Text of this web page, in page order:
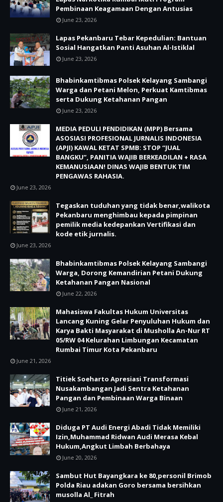
Pembinaan Keagamaan Dengan Antusias
June 23, 2026
Lapas Pekanbaru Tebar Kepedulian: Bantuan
Sosial Hangatkan Panti Asuhan Al-Istiklal
June 23, 2026
Bhabinkamtibmas Polsek Kelayang Sambangi
Warga dan Petani Melon, Perkuat Kamtibmas
serta Dukung Ketahanan Pangan
June 23, 2026
MEDIA PEDULI PENDIDIKAN (MPP) Bersama
ASOSIASI PROFESIONAL JURNALIS INDONESIA
(APJI) KAWAL KETAT SPMB: STOP “JUAL
BANGKU”, PANITIA WAJIB BERKEADILAN + RASA
KEMANUSIAAN! DINAS WAJIB BENTUK TIM
PENGAWAS RAHASIA.
June 23, 2026
Tegaskan tuduhan yang tidak benar,walikota
Pekanbaru menghimbau kepada pimpinan
pemilik media kedepankan Vertifikasi dan
kode etik jurnalis.
June 23, 2026
Bhabinkamtibmas Polsek Kelayang Sambangi
Warga, Dorong Kemandirian Petani Dukung
Ketahanan Pangan Nasional
June 22, 2026
Mahasiswa Fakultas Hukum Universitas
Lancang Kuning Gelar Penyuluhan Hukum dan
Karya Bakti Masyarakat di Musholla An-Nur RT
05/RW 04 Kelurahan Limbungan Kecamatan
Rumbai Timur Kota Pekanbaru
June 21, 2026
Titiek Soeharto Apresiasi Transformasi
Nusakambangan Jadi Sentra Ketahanan
Pangan dan Pembinaan Warga Binaan
June 21, 2026
Diduga PT Audi Energi Abadi Tidak Memiliki
Izin,Muhammad Ridwan Audi Merasa Kebal
Hukum,Angkut Limbah Berbahaya
June 20, 2026
Sambut Hut Bayangkara ke 80,personil Brimob
Polda Riau adakan Goro bersama bersihkan
musolla Al_ Fitrah